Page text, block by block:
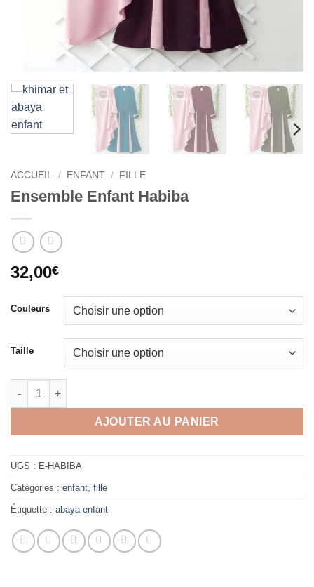
ACCUEIL / ENFANT / FILLE
Ensemble Enfant Habiba
32,00€
Couleurs
Taille
quantité de Ensemble Enfant Habiba
AJOUTER AU PANIER
UGS : E-HABIBA
Catégories : enfant, fille
Étiquette : abaya enfant